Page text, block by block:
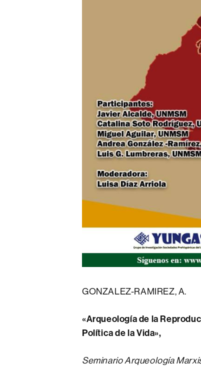
GONZALEZ-RAMIREZ, A.
«Arqueología de la
Política de la Vida»,
Seminario Arqueología